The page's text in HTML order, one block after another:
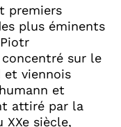
premiers
plus éminents
concentré sur le
et viennois
et
attiré par la
XXe siècle,